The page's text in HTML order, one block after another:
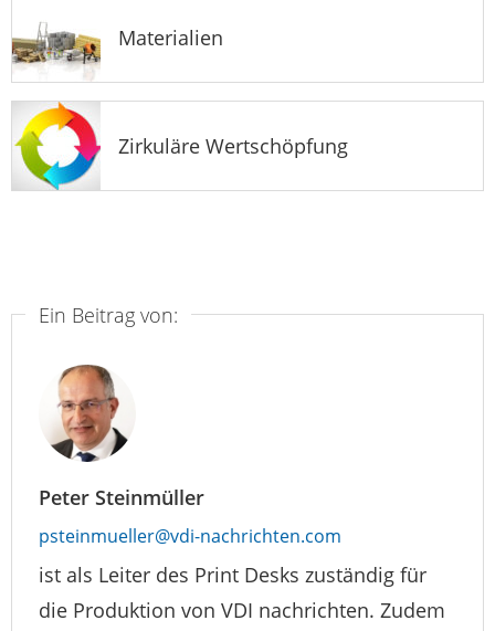
Materialien
Zirkuläre Wertschöpfung
Ein Beitrag von:
Peter Steinmüller
psteinmueller@vdi-nachrichten.com
ist als Leiter des Print Desks zuständig für
die Produktion von VDI nachrichten. Zudem